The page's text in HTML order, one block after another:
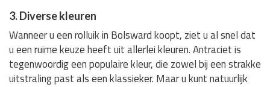
3. Diverse kleuren
Wanneer u een rolluik in Bolsward koopt, ziet u al snel dat
u een ruime keuze heeft uit allerlei kleuren. Antraciet is
tegenwoordig een populaire kleur, die zowel bij een strakke
uitstraling past als een klassieker. Maar u kunt natuurlijk